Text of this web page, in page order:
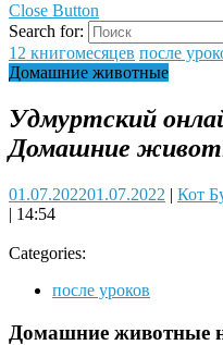
Close Button
Search for:
12 книгомесяцев после
Домашние животные
Удмуртский
Домашние
01.07.202201.07.2022 | Кот
| 14:54
Categories:
после уроков
Домашние животные